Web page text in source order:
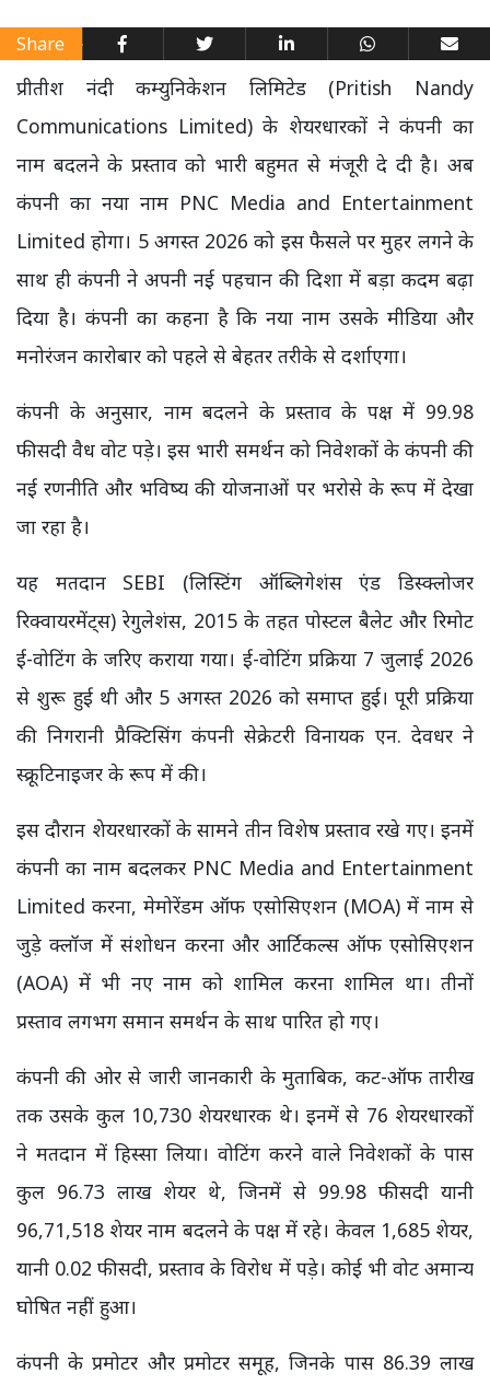
Share
प्रीतीश नंदी कम्युनिकेशन लिमिटेड (Pritish Nandy
Communications Limited) के शेयरधारकों ने कंपनी का
नाम बदलने के प्रस्ताव को भारी बहुमत से मंजूरी दे दी है। अब
कंपनी का नया नाम PNC Media and Entertainment
Limited होगा। 5 अगस्त 2026 को इस फैसले पर मुहर लगने के
साथ ही कंपनी ने अपनी नई पहचान की दिशा में बड़ा कदम बढ़ा
दिया है। कंपनी का कहना है कि नया नाम उसके मीडिया और
मनोरंजन कारोबार को पहले से बेहतर तरीके से दर्शाएगा।
कंपनी के अनुसार, नाम बदलने के प्रस्ताव के पक्ष में 99.98
फीसदी वैध वोट पड़े। इस भारी समर्थन को निवेशकों के कंपनी की
नई रणनीति और भविष्य की योजनाओं पर भरोसे के रूप में देखा
जा रहा है।
यह मतदान SEBI (लिस्टिंग ऑब्लिगेशंस एंड डिस्क्लोजर
रिक्वायरमेंट्स) रेगुलेशंस, 2015 के तहत पोस्टल बैलेट और रिमोट
ई-वोटिंग के जरिए कराया गया। ई-वोटिंग प्रक्रिया 7 जुलाई 2026
से शुरू हुई थी और 5 अगस्त 2026 को समाप्त हुई। पूरी प्रक्रिया
की निगरानी प्रैक्टिसिंग कंपनी सेक्रेटरी विनायक एन. देवधर ने
स्क्रूटिनाइजर के रूप में की।
इस दौरान शेयरधारकों के सामने तीन विशेष प्रस्ताव रखे गए। इनमें
कंपनी का नाम बदलकर PNC Media and Entertainment
Limited करना, मेमोरेंडम ऑफ एसोसिएशन (MOA) में नाम से
जुड़े क्लॉज में संशोधन करना और आर्टिकल्स ऑफ एसोसिएशन
(AOA) में भी नए नाम को शामिल करना शामिल था। तीनों
प्रस्ताव लगभग समान समर्थन के साथ पारित हो गए।
कंपनी की ओर से जारी जानकारी के मुताबिक, कट-ऑफ तारीख
तक उसके कुल 10,730 शेयरधारक थे। इनमें से 76 शेयरधारकों
ने मतदान में हिस्सा लिया। वोटिंग करने वाले निवेशकों के पास
कुल 96.73 लाख शेयर थे, जिनमें से 99.98 फीसदी यानी
96,71,518 शेयर नाम बदलने के पक्ष में रहे। केवल 1,685 शेयर,
यानी 0.02 फीसदी, प्रस्ताव के विरोध में पड़े। कोई भी वोट अमान्य
घोषित नहीं हुआ।
कंपनी के प्रमोटर और प्रमोटर समूह, जिनके पास 86.39 लाख